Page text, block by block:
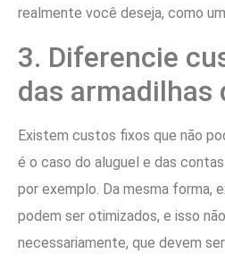
realmente você deseja, como
3. Diferencie
das armadilhas
Existem custos fixos que não
é o caso do aluguel e das
por exemplo. Da mesma forma,
podem ser otimizados, e isso
necessariamente, que devem